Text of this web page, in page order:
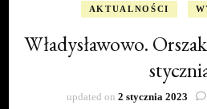
AKTUALNOŚCI
Władysławowo.
updated on 2 stycznia 2023